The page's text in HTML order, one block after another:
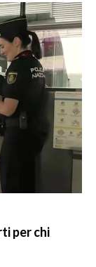
per chi